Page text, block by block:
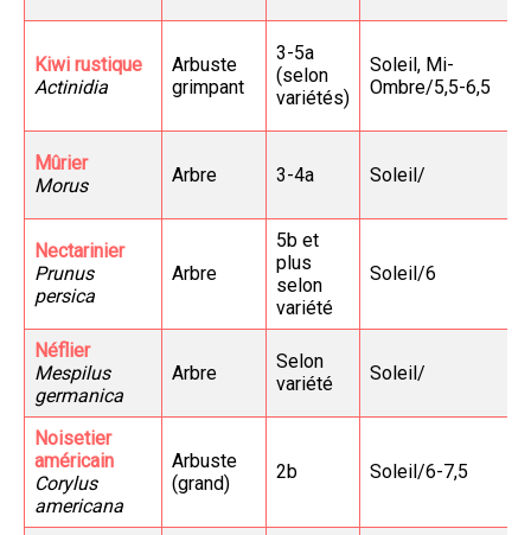
Kiwi rustique
Actinidia
Arbuste
grimpant
3-5a
(selon
variétés)
Soleil, Mi-
Ombre/5,5-6,5
Mûrier
Morus
Arbre 3-4a Soleil/
Nectarinier
Prunus
persica
Arbre
5b et
plus
selon
variété
Soleil/6
Néflier
Mespilus
germanica
Arbre
Selon
variété
Soleil/
Noisetier
américain
Corylus
americana
Arbuste
(grand)
2b Soleil/6-7,5